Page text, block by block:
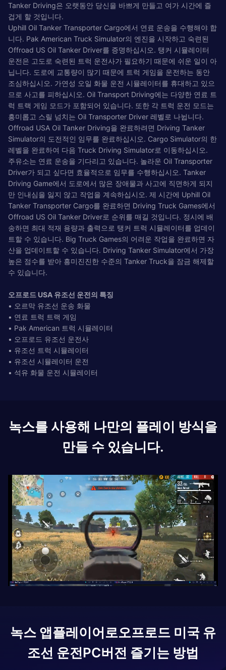
Tanker Driving은 오랫동안 당신을 바쁘게 만들고 여가 시간에 즐
겁게 할 것입니다.
Uphill Oil Tanker Transporter Cargo에서 연료 운송을 수행해야 합
니다. Pak American Truck Simulator의 엔진을 시작하고 숙련된
Offroad US Oil Tanker Driver를 증명하십시오. 탱커 시뮬레이터
운전은 고도로 숙련된 트럭 운전사가 필요하기 때문에 쉬운 일이 아
닙니다. 도로에 교통량이 많기 때문에 트럭 게임을 운전하는 동안
조심하십시오. 가연성 오일 화물 운전 시뮬레이터를 휴대하고 있으
므로 사고를 피하십시오. Oil Transport Driving에는 다양한 연료 트
럭 트랙 게임 모드가 포함되어 있습니다. 또한 각 트럭 운전 모드는
흥미롭고 스릴 넘치는 Oil Transporter Driver 레벨로 나뉩니다.
Offroad USA Oil Tanker Driving을 완료하려면 Driving Tanker
Simulator의 도전적인 임무를 완료하십시오. Cargo Simulator의 한
레벨을 완료하여 다음 Truck Driving Simulator로 이동하십시오.
주유소는 연료 운송을 기다리고 있습니다. 놀라운 Oil Transporter
Driver가 되고 싶다면 효율적으로 임무를 수행하십시오. Tanker
Driving Game에서 도로에서 많은 장애물과 사고에 직면하게 되지
만 인내심을 잃지 않고 작업을 계속하십시오. 제 시간에 Uphill Oil
Tanker Transporter Cargo를 완료하면 Driving Truck Games에서
Offroad US Oil Tanker Driver로 순위를 매길 것입니다. 정시에 배
송하면 최대 적재 용량과 출력으로 탱커 트럭 시뮬레이터를 업데이
트할 수 있습니다. Big Truck Games의 어려운 작업을 완료하면 자
산을 업데이트할 수 있습니다. Driving Tanker Simulator에서 가장
높은 점수를 받아 흥미진진한 수준의 Tanker Truck을 잠금 해제할
수 있습니다.
오프로드 USA 유조선 운전의 특징
• 오르막 유조선 운송 화물
• 연료 트럭 트랙 게임
• Pak American 트럭 시뮬레이터
• 오프로드 유조선 운전사
• 유조선 트럭 시뮬레이터
• 유조선 시뮬레이터 운전
• 석유 화물 운전 시뮬레이터
녹스를 사용해 나만의 플레이 방식을
만들 수 있습니다.
녹스 앱플레이어로오프로드 미국 유
조선 운전PC버전 즐기는 방법